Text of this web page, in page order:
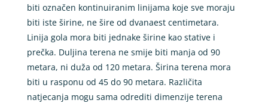
biti označen kontinuiranim linijama koje sve moraju
biti iste širine, ne šire od dvanaest centimetara.
Linija gola mora biti jednake širine kao stative i
prečka. Duljina terena ne smije biti manja od 90
metara, ni duža od 120 metara. Širina terena mora
biti u rasponu od 45 do 90 metara. Različita
natjecanja mogu sama odrediti dimenzije terena